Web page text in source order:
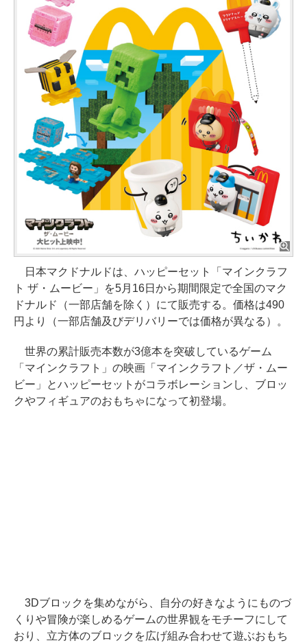
日本マクドナルドは、ハッピーセット「マインクラフ
ト ザ・ムービー」を5月16日から期間限定で全国のマク
ドナルド（一部店舗を除く）にて販売する。価格は490
円より（一部店舗及びデリバリーでは価格が異なる）。
世界の累計販売本数が3億本を突破しているゲーム
「マインクラフト」の映画「マインクラフト／ザ・ムー
ビー」とハッピーセットがコラボレーションし、ブロッ
クやフィギュアのおもちゃになって初登場。
3Dブロックを集めながら、自分の好きなようにものづ
くりや冒険が楽しめるゲームの世界観をモチーフにして
おり、立方体のブロックを広げ組み合わせて遊ぶおもち